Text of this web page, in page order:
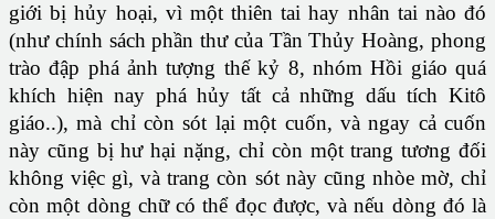
giới bị hủy hoại, vì một thiên tai hay nhân tai nào đó
(như chính sách phần thư của Tần Thủy Hoàng, phong
trào đập phá ảnh tượng thế kỷ 8, nhóm Hồi giáo quá
khích hiện nay phá hủy tất cả những dấu tích Kitô
giáo..), mà chỉ còn sót lại một cuốn, và ngay cả cuốn
này cũng bị hư hại nặng, chỉ còn một trang tương đối
không việc gì, và trang còn sót này cũng nhòe mờ, chỉ
còn một dòng chữ có thể đọc được, và nếu dòng đó là